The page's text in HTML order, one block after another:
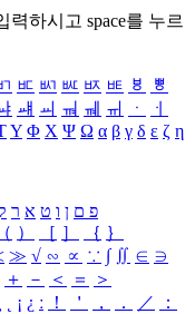
력하시고 space를 누르
ㅳ ㅴ ㅵ ㅶ ㅷ ㅸ
ㅹ
ㆈ ㆉ ㆊ ㆋ ㆌ ㆍ
ㆎ
Υ Φ Χ Ψ Ω α β γ δ ε ζ η
פ ם ן ו ט א ר
（ ） ［ ］ ｛ ｝
≫ √ ∽ ∝ ∵ ∫ ∬ ∈ ∋
＋ － ＜ ＝
＞
¡ ¿ ː ！ ＇ ， ． ／
：